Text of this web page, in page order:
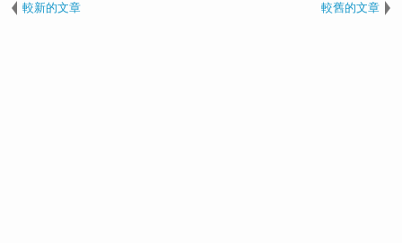
較新的文章 較舊的文章